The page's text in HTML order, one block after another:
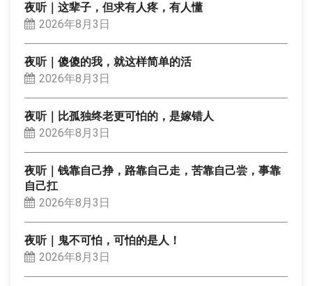
夜听｜这辈子，但求有人疼，有人懂
2026年8月3日
夜听｜傻傻的我，就这样简单的活
2026年8月3日
夜听｜比孤独终老更可怕的，是嫁错人
2026年8月3日
夜听｜钱靠自己挣，路靠自己走，苦靠自己尝，事靠
自己扛
2026年8月3日
夜听｜鬼不可怕，可怕的是人！
2026年8月3日